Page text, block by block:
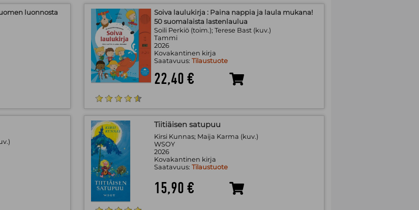
luonnosta
Soiva laulukirja : Paina nappia ja laula mukana!
50 suomalaista lastenlaulua
Soili Perkiö (toim.); Terese Bast (kuv.)
Tammi
2026
Kovakantinen kirja
Saatavuus:Tilaustuote
22,40 €
Tiitiäisen satupuu
Kirsi Kunnas; Maija Karma (kuv.)
WSOY
2026
Kovakantinen kirja
Saatavuus:Tilaustuote
15,90 €